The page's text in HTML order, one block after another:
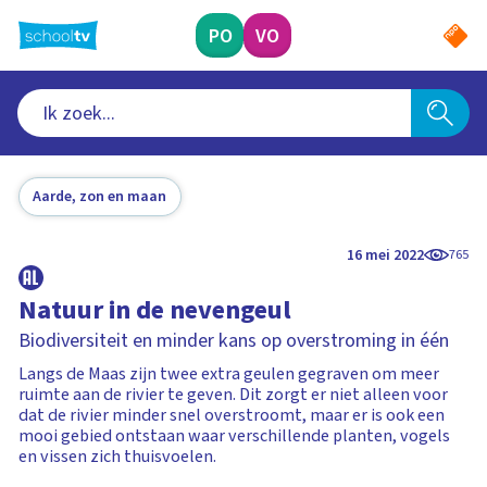
naar
hoofdinhoud
PO VO
Aarde, zon en maan
16 mei 2022 765
Natuur in de nevengeul
Biodiversiteit en minder kans op overstroming in één
Langs de Maas zijn twee extra geulen gegraven om meer
ruimte aan de rivier te geven. Dit zorgt er niet alleen voor
dat de rivier minder snel overstroomt, maar er is ook een
mooi gebied ontstaan waar verschillende planten, vogels
en vissen zich thuisvoelen.